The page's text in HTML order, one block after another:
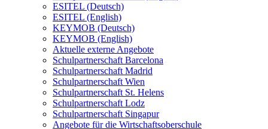
ESITEL (Deutsch)
ESITEL (English)
KEYMOB (Deutsch)
KEYMOB (English)
Aktuelle externe Angebote
Schulpartnerschaft Barcelona
Schulpartnerschaft Madrid
Schulpartnerschaft Wien
Schulpartnerschaft St. Helens
Schulpartnerschaft Lodz
Schulpartnerschaft Singapur
Angebote für die Wirtschaftsoberschule